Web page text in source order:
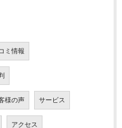
ミ情報
様の声 サービス
アクセス